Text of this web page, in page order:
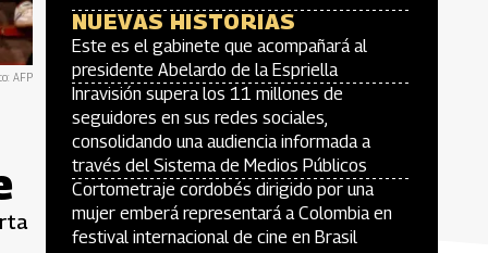
AFP
NUEVAS HISTORIAS
Este es el gabinete que acompañará al
presidente Abelardo de la Espriella
Inravisión supera los 11 millones de
seguidores en sus redes sociales,
consolidando una audiencia informada a
través del Sistema de Medios Públicos
Cortometraje cordobés dirigido por una
mujer emberá representará a Colombia en
festival internacional de cine en Brasil